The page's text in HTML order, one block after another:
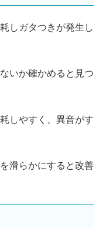
しガタつきが発生し
いか確かめると見つ
しやすく、異音がす
滑らかにすると改善